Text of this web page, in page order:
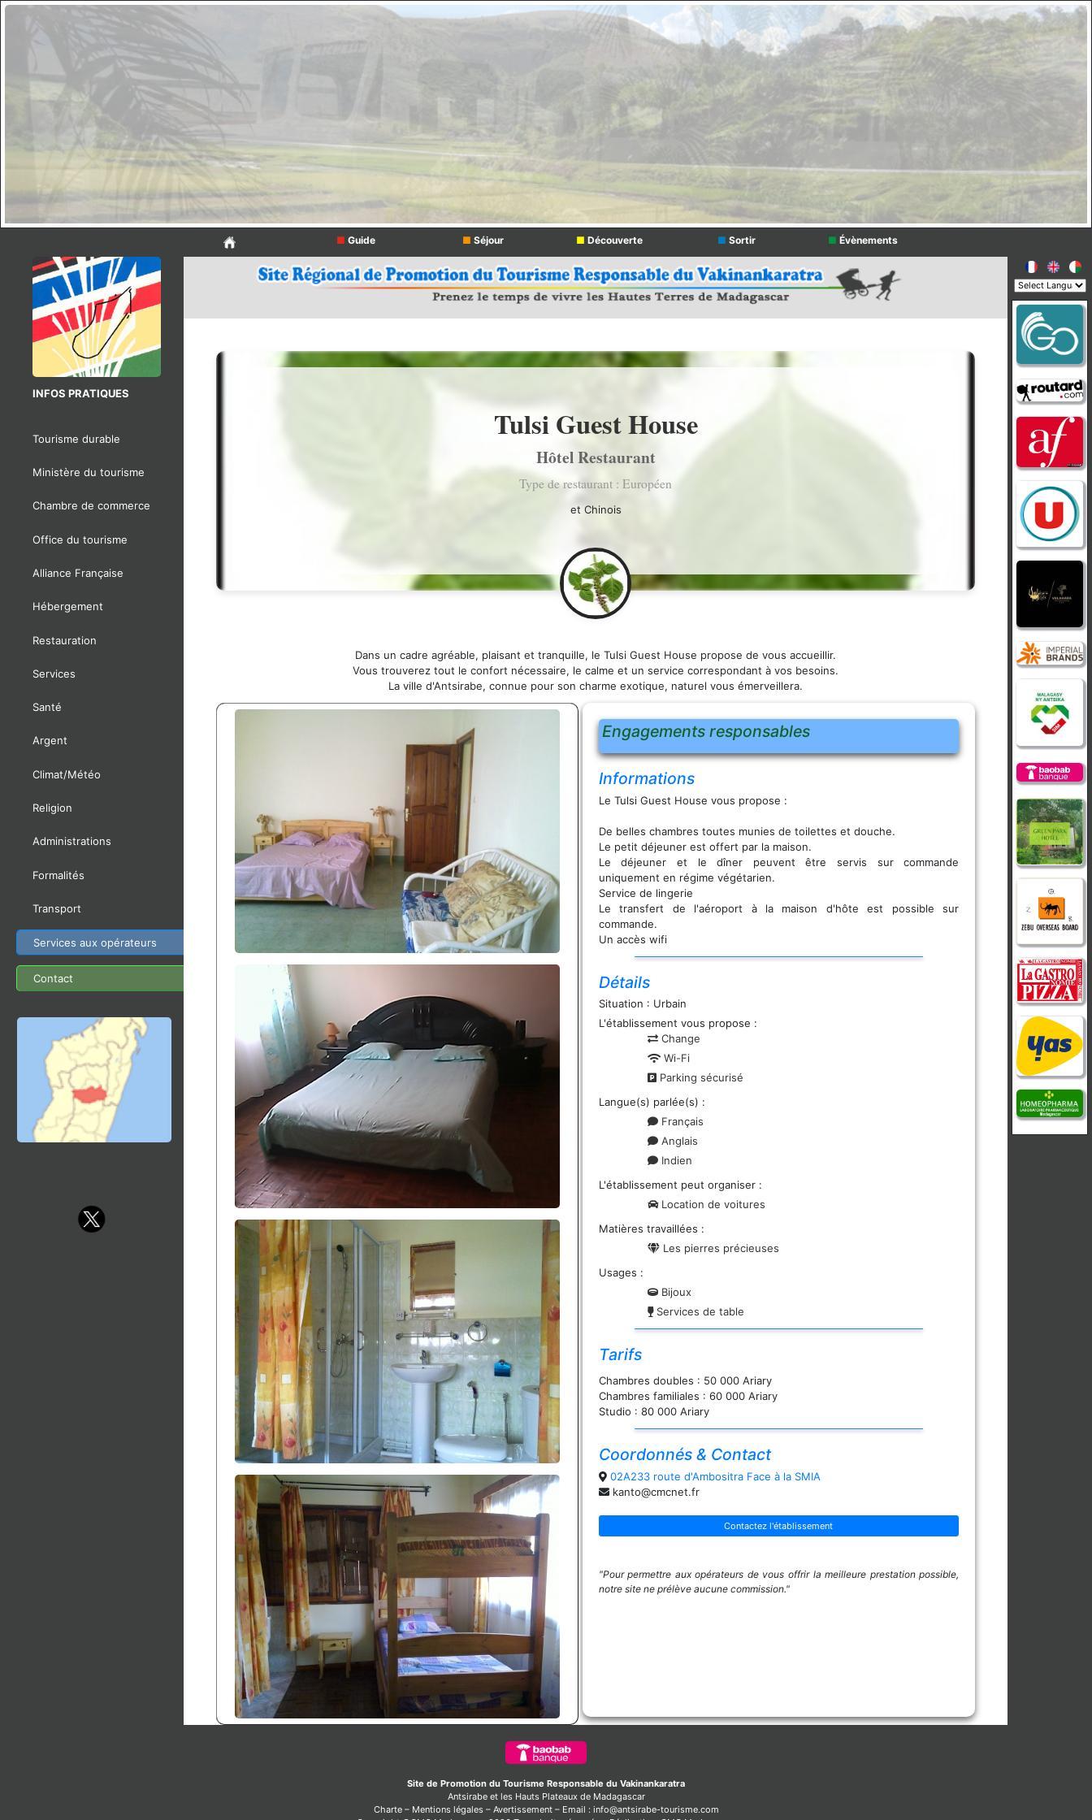
■ Guide ■ Séjour ■ Découverte ■ Sortir ■ Évènements
INFOS PRATIQUES
Tourisme durable
Ministère du tourisme
Chambre de commerce
Office du tourisme
Alliance Française
Hébergement
Restauration
Services
Santé
Argent
Climat/Météo
Religion
Administrations
Formalités
Transport
Services aux opérateurs
Contact
Tulsi Guest House
Hôtel Restaurant
Type de restaurant : Européen
et Chinois
Dans un cadre agréable, plaisant et tranquille, le Tulsi Guest House propose de vous accueillir.
Vous trouverez tout le confort nécessaire, le calme et un service correspondant à vos besoins.
La ville d'Antsirabe, connue pour son charme exotique, naturel vous émerveillera.
Engagements responsables
Informations
Le Tulsi Guest House vous propose :
De belles chambres toutes munies de toilettes et douche.
Le petit déjeuner est offert par la maison.
Le déjeuner et le dîner peuvent être servis sur commande
uniquement en régime végétarien.
Service de lingerie
Le transfert de l'aéroport à la maison d'hôte est possible sur
commande.
Un accès wifi
Détails
Situation : Urbain
L'établissement vous propose :
Change
Wi-Fi
Parking sécurisé
Langue(s) parlée(s) :
Français
Anglais
Indien
L'établissement peut organiser :
Location de voitures
Matières travaillées :
Les pierres précieuses
Usages :
Bijoux
Services de table
Tarifs
Chambres doubles : 50 000 Ariary
Chambres familiales : 60 000 Ariary
Studio : 80 000 Ariary
Coordonnés & Contact
02A233 route d'Ambositra Face à la SMIA
kanto@cmcnet.fr
Contactez l'établissement
"Pour permettre aux opérateurs de vous offrir la meilleure prestation possible,
notre site ne prélève aucune commission."
Powered by
Site de Promotion du Tourisme Responsable du Vakinankaratra
Antsirabe et les Hauts Plateaux de Madagascar
Charte– Mentions légales– Avertissement– Email : info@antsirabe-tourisme.com